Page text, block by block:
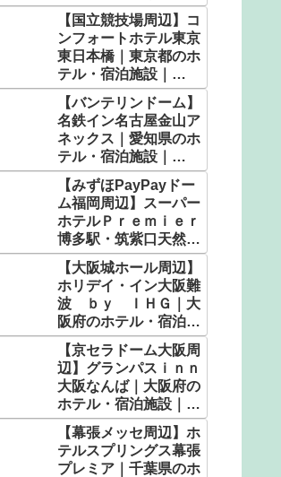
円〜
【国立競技場周辺】コ
ンフォートホテル東京
東日本橋｜東京都のホ
テル・宿泊施設｜
5,100円〜
【バンテリンドーム】
名鉄イン名古屋金山ア
ネックス｜愛知県のホ
テル・宿泊施設｜
3,325円〜
【みずほPayPayドー
ム福岡周辺】スーパー
ホテルＰｒｅｍｉｅｒ
博多駅・筑紫口天然温
泉｜福岡県のホテル・
宿泊施設｜5,050円〜
【大阪城ホール周辺】
ホリデイ・イン大阪難
波 ｂｙ ＩＨＧ｜大
阪府のホテル・宿泊施
設｜5,583円〜
【京セラドーム大阪周
辺】グランパスｉｎｎ
大阪なんば｜大阪府の
ホテル・宿泊施設｜
2,320円〜
【幕張メッセ周辺】ホ
テルスプリングス幕張
プレミア｜千葉県のホ